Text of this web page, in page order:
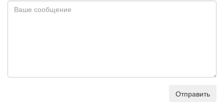
Отправить